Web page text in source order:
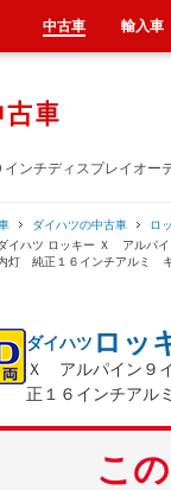
ンチディスプレイオ
ダイハツの中古車 ロ
イハツ ロッキー Ｘ アルパ
灯 純正１６インチアルミ
ダイハツ ロッ
Ｘ アルパイン９
正１６インチアル
こ
中古車 輸入車